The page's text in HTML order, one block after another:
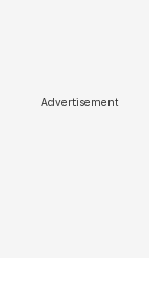
Advertisement